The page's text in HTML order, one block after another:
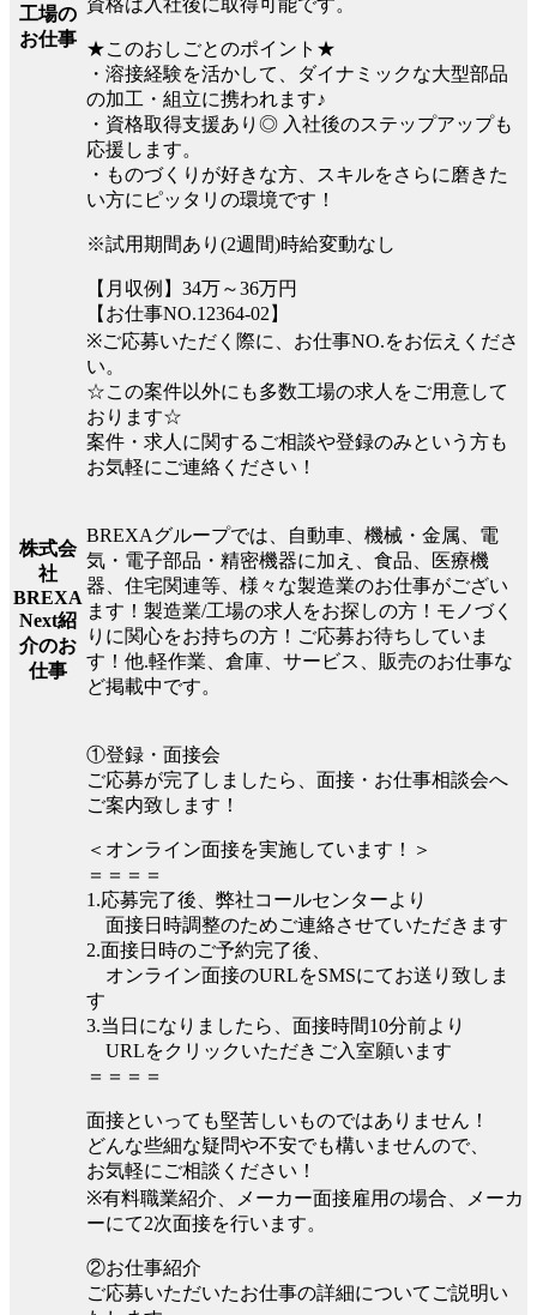
工場の
お仕事
資格は入社後に取得可能です。
★このおしごとのポイント★
・溶接経験を活かして、ダイナミックな大型部品
の加工・組立に携われます♪
・資格取得支援あり◎ 入社後のステップアップも
応援します。
・ものづくりが好きな方、スキルをさらに磨きた
い方にピッタリの環境です！
※試用期間あり(2週間)時給変動なし
【月収例】34万～36万円
【お仕事NO.12364-02】
※ご応募いただく際に、お仕事NO.をお伝えくださ
い。
☆この案件以外にも多数工場の求人をご用意して
おります☆
案件・求人に関するご相談や登録のみという方も
お気軽にご連絡ください！
株式会
社
BREXA
Next紹
介のお
仕事
BREXAグループでは、自動車、機械・金属、電
気・電子部品・精密機器に加え、食品、医療機
器、住宅関連等、様々な製造業のお仕事がござい
ます！製造業/工場の求人をお探しの方！モノづく
りに関心をお持ちの方！ご応募お待ちしていま
す！他.軽作業、倉庫、サービス、販売のお仕事な
ど掲載中です。
①登録・面接会
ご応募が完了しましたら、面接・お仕事相談会へ
ご案内致します！
＜オンライン面接を実施しています！＞
＝＝＝＝
1.応募完了後、弊社コールセンターより
面接日時調整のためご連絡させていただきます
2.面接日時のご予約完了後、
オンライン面接のURLをSMSにてお送り致しま
す
3.当日になりましたら、面接時間10分前より
URLをクリックいただきご入室願います
＝＝＝＝
面接といっても堅苦しいものではありません！
どんな些細な疑問や不安でも構いませんので、
お気軽にご相談ください！
※有料職業紹介、メーカー面接雇用の場合、メーカ
ーにて2次面接を行います。
②お仕事紹介
ご応募いただいたお仕事の詳細についてご説明い